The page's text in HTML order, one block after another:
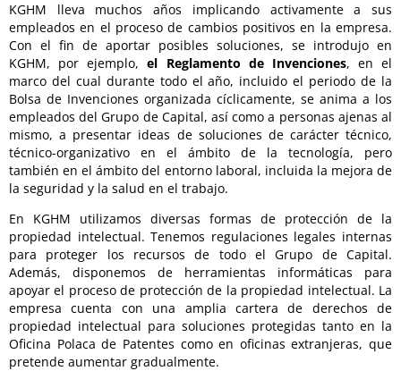
KGHM lleva muchos años implicando activamente a sus
empleados en el proceso de cambios positivos en la empresa.
Con el fin de aportar posibles soluciones, se introdujo en
KGHM, por ejemplo,el Reglamento de Invenciones, en el
marco del cual durante todo el año, incluido el periodo de la
Bolsa de Invenciones organizada cíclicamente, se anima a los
empleados del Grupo de Capital, así como a personas ajenas al
mismo, a presentar ideas de soluciones de carácter técnico,
técnico-organizativo en el ámbito de la tecnología, pero
también en el ámbito del entorno laboral, incluida la mejora de
la seguridad y la salud en el trabajo.
En KGHM utilizamos diversas formas de protección de la
propiedad intelectual. Tenemos regulaciones legales internas
para proteger los recursos de todo el Grupo de Capital.
Además, disponemos de herramientas informáticas para
apoyar el proceso de protección de la propiedad intelectual. La
empresa cuenta con una amplia cartera de derechos de
propiedad intelectual para soluciones protegidas tanto en la
Oficina Polaca de Patentes como en oficinas extranjeras, que
pretende aumentar gradualmente.